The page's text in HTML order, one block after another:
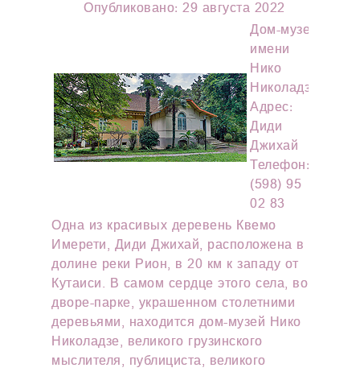
Опубликовано: 29 августа 2022
Дом-музей
имени
Нико
Николадзе
Адрес:
Диди
Джихай
Телефон:
(598) 95
02 83
Одна из красивых деревень Квемо
Имерети, Диди Джихай, расположена в
долине реки Рион, в 20 км к западу от
Кутаиси. В самом сердце этого села, во
дворе-парке, украшенном столетними
деревьями, находится дом-музей Нико
Николадзе, великого грузинского
мыслителя, публициста, великого